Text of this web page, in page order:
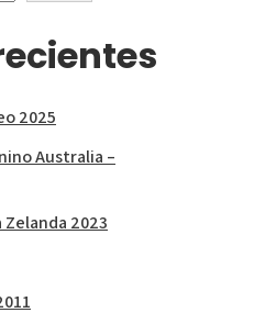
2025
Australia –
2023